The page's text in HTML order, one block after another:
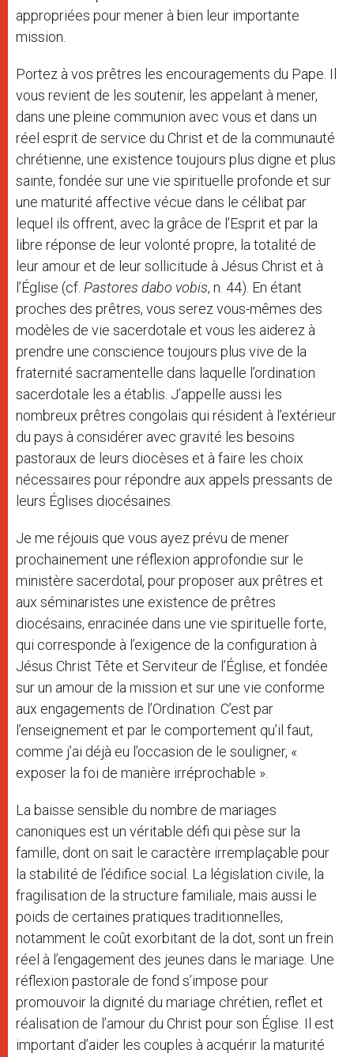
appropriées pour mener à bien leur importante
mission.
Portez à vos prêtres les encouragements du Pape. Il
vous revient de les soutenir, les appelant à mener,
dans une pleine communion avec vous et dans un
réel esprit de service du Christ et de la communauté
chrétienne, une existence toujours plus digne et plus
sainte, fondée sur une vie spirituelle profonde et sur
une maturité affective vécue dans le célibat par
lequel ils offrent, avec la grâce de l’Esprit et par la
libre réponse de leur volonté propre, la totalité de
leur amour et de leur sollicitude à Jésus Christ et à
l’Église (cf. Pastores dabo vobis, n. 44). En étant
proches des prêtres, vous serez vous-mêmes des
modèles de vie sacerdotale et vous les aiderez à
prendre une conscience toujours plus vive de la
fraternité sacramentelle dans laquelle l’ordination
sacerdotale les a établis. J’appelle aussi les
nombreux prêtres congolais qui résident à l’extérieur
du pays à considérer avec gravité les besoins
pastoraux de leurs diocèses et à faire les choix
nécessaires pour répondre aux appels pressants de
leurs Églises diocésaines.
Je me réjouis que vous ayez prévu de mener
prochainement une réflexion approfondie sur le
ministère sacerdotal, pour proposer aux prêtres et
aux séminaristes une existence de prêtres
diocésains, enracinée dans une vie spirituelle forte,
qui corresponde à l’exigence de la configuration à
Jésus Christ Tête et Serviteur de l’Église, et fondée
sur un amour de la mission et sur une vie conforme
aux engagements de l’Ordination. C’est par
l’enseignement et par le comportement qu’il faut,
comme j’ai déjà eu l’occasion de le souligner, «
exposer la foi de manière irréprochable ».
La baisse sensible du nombre de mariages
canoniques est un véritable défi qui pèse sur la
famille, dont on sait le caractère irremplaçable pour
la stabilité de l’édifice social. La législation civile, la
fragilisation de la structure familiale, mais aussi le
poids de certaines pratiques traditionnelles,
notamment le coût exorbitant de la dot, sont un frein
réel à l’engagement des jeunes dans le mariage. Une
réflexion pastorale de fond s’impose pour
promouvoir la dignité du mariage chrétien, reflet et
réalisation de l’amour du Christ pour son Église. Il est
important d’aider les couples à acquérir la maturité